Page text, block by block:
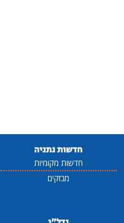
חדשות נתניה
חדשות מקומיות
מבזקים